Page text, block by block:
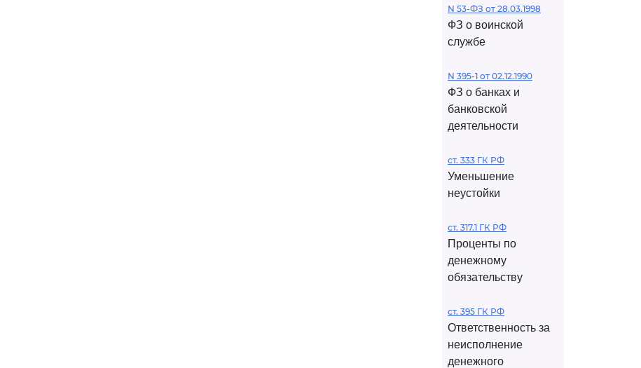
N 53-ФЗ от 28.03.1998
ФЗ о воинской
службе
N 395-1 от 02.12.1990
ФЗ о банках и
банковской
деятельности
ст. 333 ГК РФ
Уменьшение
неустойки
ст. 317.1 ГК РФ
Проценты по
денежному
обязательству
ст. 395 ГК РФ
Ответственность за
неисполнение
денежного